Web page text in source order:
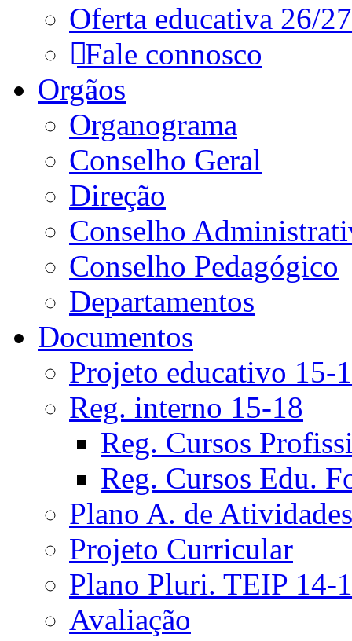
Oferta educativa 26/27
Fale connosco
Orgãos
Organograma
Conselho Geral
Direção
Conselho
Conselho Pedagógico
Departamentos
Documentos
Projeto educativo 15-
Reg. interno 15-18
Reg. Cursos
Reg. Cursos Edu.
Plano A. de Atividades
Projeto Curricular
Plano Pluri. TEIP 14-
Avaliação